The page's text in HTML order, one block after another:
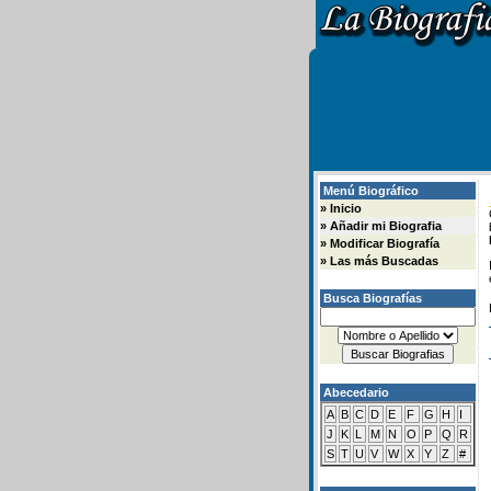
Menú Biográfico
» Inicio
» Añadir mi Biografia
» Modificar Biografía
» Las más Buscadas
Busca Biografías
Abecedario
A B C D E F G H
I
J
K L M N O P Q
R
S T U V W X Y Z #